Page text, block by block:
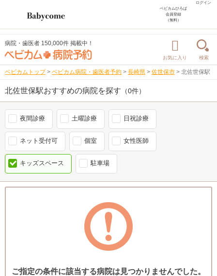
ログイン
ベビカムひろば
会員登録
（無料）
病院・歯医者 150,000件 掲載中！
お気に入り 検索
ベビカムトップ > ベビカム病院・歯医者予約 > 長崎県 > 佐世保市 > 北佐世保駅
北佐世保駅おすすめの病院を探す （0件）
夜間診療 土曜診療 日祝診療
ネット受付可 個室 女性医師
キッズスペース 駐車場
ご指定の条件に該当する病院は見つかりませんでした。